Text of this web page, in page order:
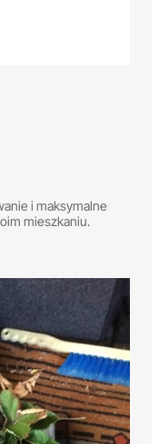
i maksymalne
mieszkaniu.